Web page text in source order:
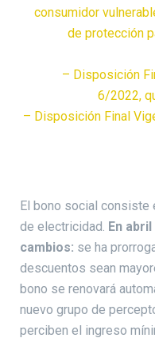
consumidor
de protección
– Disposición
6/2022,
– Disposición Final
El bono social consiste
de electricidad. En
cambios: se ha
descuentos sean
bono se renovará
nuevo grupo de
perciben el ingreso